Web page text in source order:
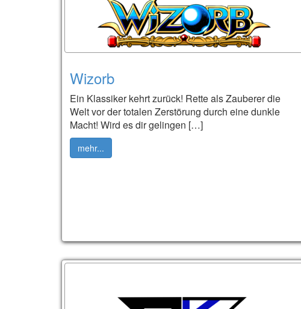
Wizorb
Ein Klassiker kehrt zurück! Rette als Zauberer die
Welt vor der totalen Zerstörung durch eine dunkle
Macht! Wird es dir gelingen […]
mehr...